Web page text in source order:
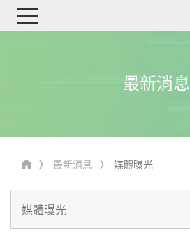
最新消息
最新消息 媒體曝光